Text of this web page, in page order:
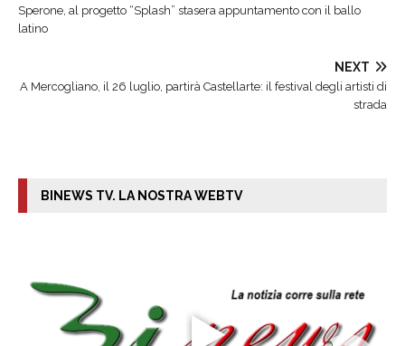
Sperone, al progetto “Splash” stasera appuntamento con il ballo
latino
NEXT
A Mercogliano, il 26 luglio, partirà Castellarte: il festival degli artisti di
strada
BINEWS TV. LA NOSTRA WEBTV